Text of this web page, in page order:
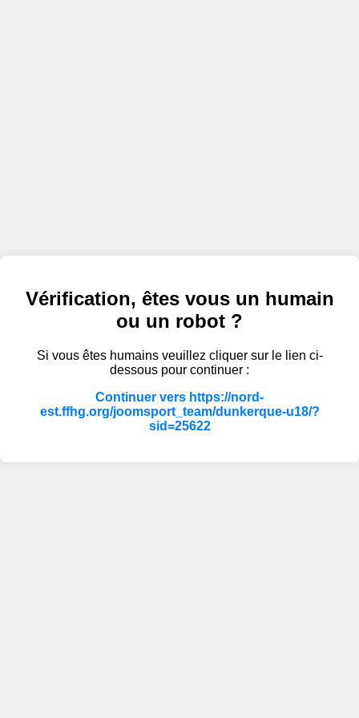
Vérification, êtes vous un humain
ou un robot ?
Si vous êtes humains veuillez cliquer sur le lien ci-
dessous pour continuer :
Continuer vers https://nord-
est.ffhg.org/joomsport_team/dunkerque-u18/?
sid=25622